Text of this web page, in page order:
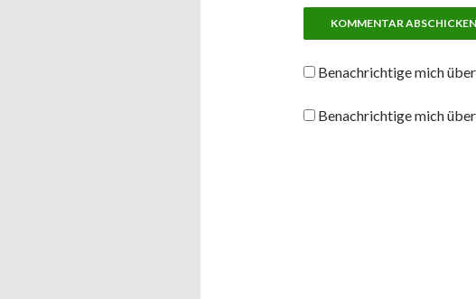
Benachrichtige mich
Benachrichtige mich